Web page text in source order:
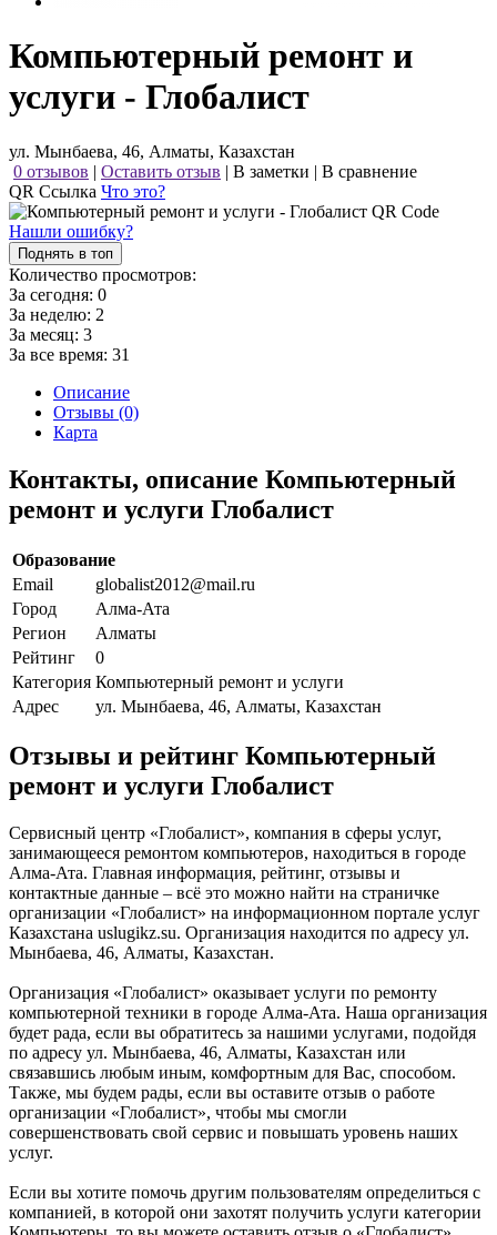
Компьютерный ремонт и
услуги - Глобалист
ул. Мынбаева, 46, Алматы, Казахстан
0 отзывов | Оставить отзыв | В заметки | В сравнение
QR Ссылка Что это?
Нашли ошибку?
Поднять в топ
Количество просмотров:
За сегодня: 0
За неделю: 2
За месяц: 3
За все время: 31
Описание
Отзывы (0)
Карта
Контакты, описание Компьютерный
ремонт и услуги Глобалист
Образование
Email
globalist2012@mail.ru
Город
Алма-Ата
Регион
Алматы
Рейтинг
0
Категория Компьютерный ремонт и услуги
Адрес
ул. Мынбаева, 46, Алматы, Казахстан
Отзывы и рейтинг Компьютерный
ремонт и услуги Глобалист
Сервисный центр «Глобалист», компания в сферы услуг,
занимающееся ремонтом компьютеров, находиться в городе
Алма-Ата. Главная информация, рейтинг, отзывы и
контактные данные – всё это можно найти на страничке
организации «Глобалист» на информационном портале услуг
Казахстана uslugikz.su. Организация находится по адресу ул.
Мынбаева, 46, Алматы, Казахстан.
Организация «Глобалист» оказывает услуги по ремонту
компьютерной техники в городе Алма-Ата. Наша организация
будет рада, если вы обратитесь за нашими услугами, подойдя
по адресу ул. Мынбаева, 46, Алматы, Казахстан или
связавшись любым иным, комфортным для Вас, способом.
Также, мы будем рады, если вы оставите отзыв о работе
организации «Глобалист», чтобы мы смогли
совершенствовать свой сервис и повышать уровень наших
услуг.
Если вы хотите помочь другим пользователям определиться с
компанией, в которой они захотят получить услуги категории